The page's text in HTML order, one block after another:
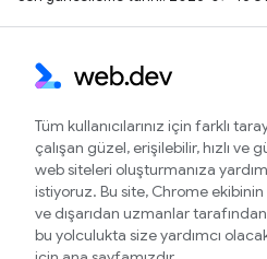
Tüm kullanıcılarınız için farklı
çalışan güzel, erişilebilir, hızlı ve
web siteleri oluşturmanıza
istiyoruz. Bu site, Chrome ekibinin
ve dışarıdan uzmanlar
bu yolculukta size yardımcı